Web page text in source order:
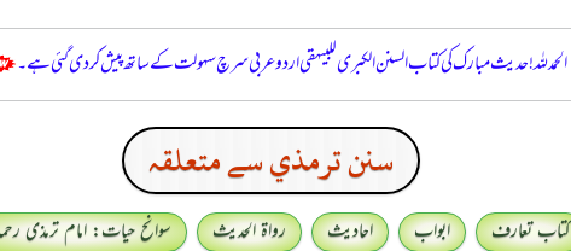
الحمدللہ! حدیث مبارک کی کتاب السنن الكبرى للبيهقي اردو عربی سرچ سہولت کے ساتھ پیش کر دی گئی ہے۔
سنن ترمذي سے متعلقہ
کتاب تعارف ابواب احادیث رواۃ الحدیث
سوانح حیات: امام ترمذی